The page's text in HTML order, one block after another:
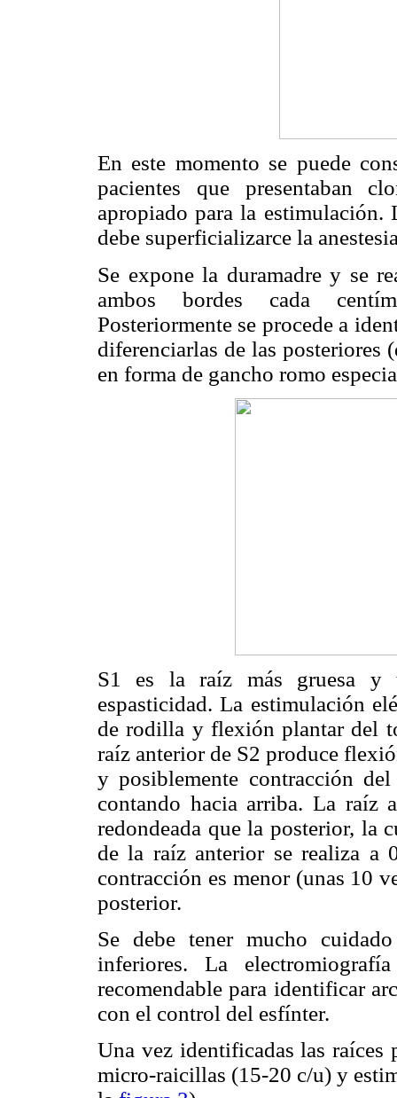
En este momento se puede
pacientes que presentaban
apropiado para la estimulación.
debe superficializarce la
Se expone la duramadre y se
ambos bordes cada
Posteriormente se procede a
diferenciarlas de las posteriores
en forma de gancho romo
S1 es la raíz más gruesa y
espasticidad. La estimulación
de rodilla y flexión plantar del
raíz anterior de S2 produce
y posiblemente contracción
contando hacia arriba. La raíz
redondeada que la posterior, la
de la raíz anterior se realiza a
contracción es menor (unas 10
posterior.
Se debe tener mucho
inferiores. La
recomendable para identificar
con el control del esfínter.
Una vez identificadas las raíces
micro-raicillas (15-20 c/u) y